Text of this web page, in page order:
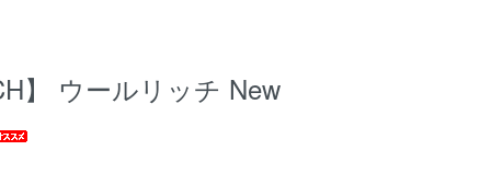
】 ウールリッチ New